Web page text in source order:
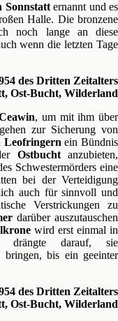
Sonnstatternannt und es
Halle. Die bronzene
noch lange an diese
wenn die letzten Tage
des Dritten Zeitalters
Ost-Bucht, Wilderland
, um mit ihm über
zur Sicherung von
Leofringern ein Bündnis
Ostbuchtanzubieten,
Schwestermörders eine
bei der Verteidigung
auch für sinnvoll und
Verstrickungen zu
darüber auszutauschen
wird erst einmal in
drängte darauf, sie
bringen, bis ein geeinter
des Dritten Zeitalters
Ost-Bucht, Wilderland